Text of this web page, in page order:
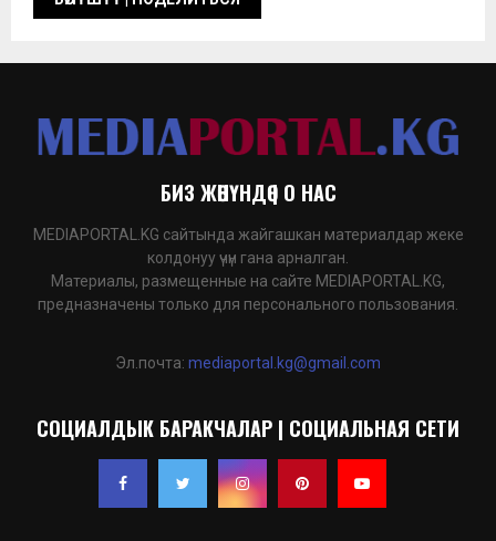
БИЗ ЖӨНҮНДӨ | О НАС
MEDIAPORTAL.KG сайтында жайгашкан материалдар жеке
колдонуу үчүн гана арналган.
Материалы, размещенные на сайте MEDIAPORTAL.KG,
предназначены только для персонального пользования.
Эл.почта: mediaportal.kg@gmail.com
СОЦИАЛДЫК БАРАКЧАЛАР | СОЦИАЛЬНАЯ СЕТИ